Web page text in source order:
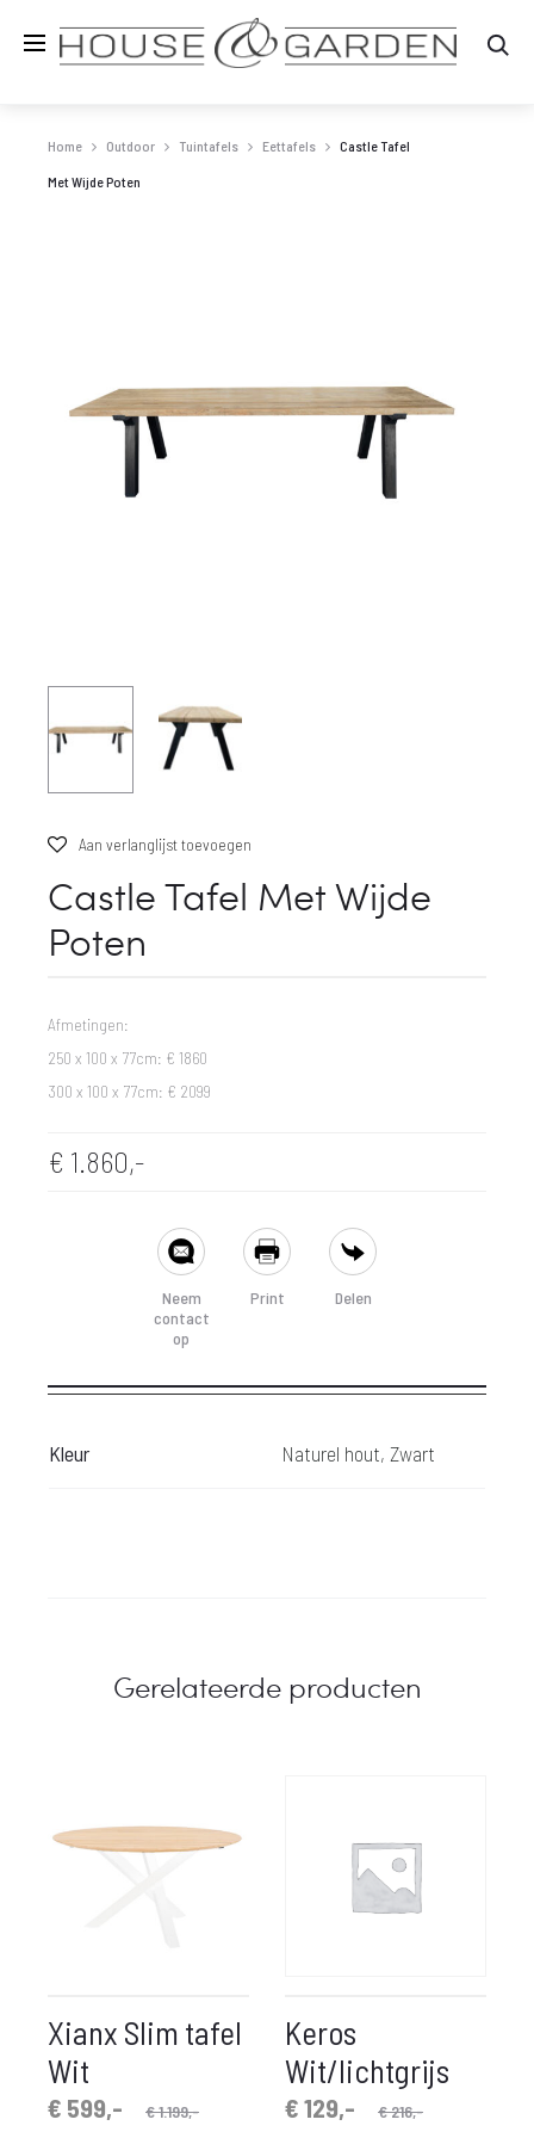
Home Outdoor Tuintafels Eettafels Castle Tafel
Met Wijde Poten
Aan verlanglijst toevoegen
Castle Tafel Met Wijde
Poten
Afmetingen:
250 x 100 x 77cm: € 1860
300 x 100 x 77cm: € 2099
€ 1.860,-
Neem
contact
op
Print Delen
Kleur Naturel hout, Zwart
Gerelateerde producten
Xianx Slim tafel
Wit
€1.199,-
€ 599,-
Keros
Wit/lichtgrijs
€216,-
Oorspronkelijke
€129,-
Huidige